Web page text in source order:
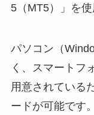
5（MT5）」を使
パソコン（
く、スマートフ
用意されている
ードが可能です